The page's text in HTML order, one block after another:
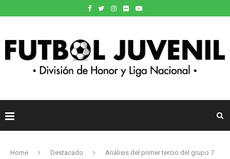
Home Destacado
Análisis del primer tercio del grupo 7